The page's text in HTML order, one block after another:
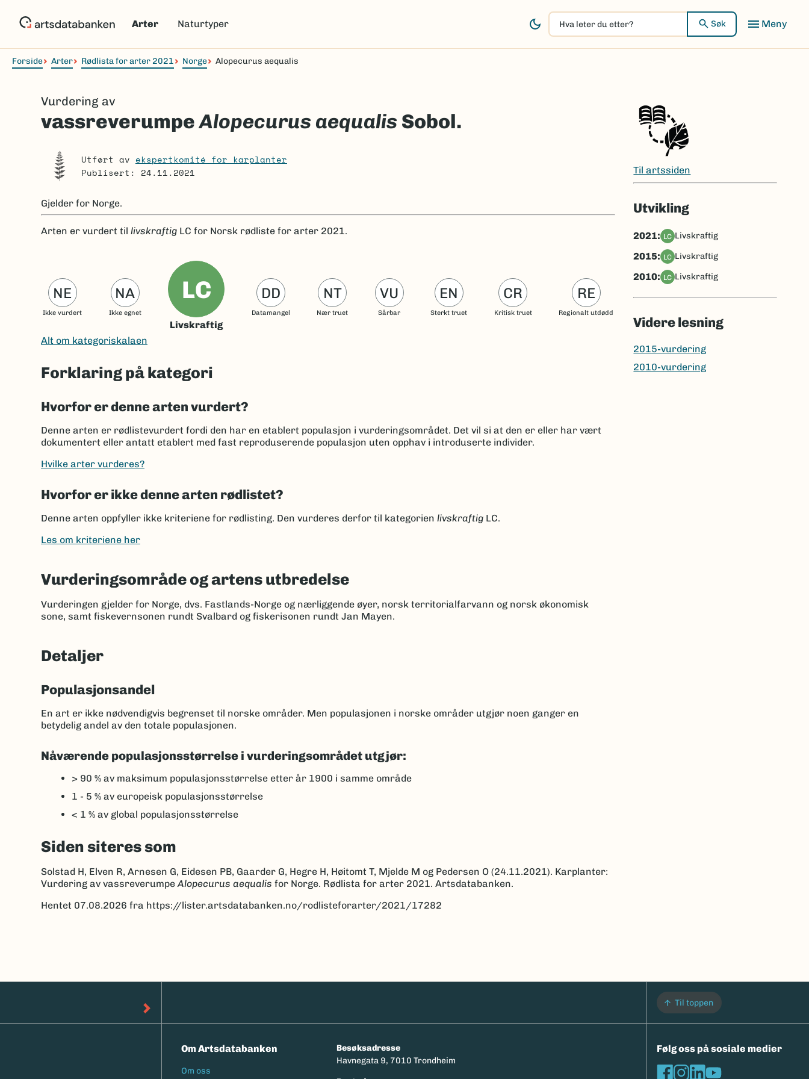
Arter Naturtyper
Hva
leter
du
Søk Meny
Navigasjonssti
Forside Arter Rødlista for arter 2021 Norge Alopecurus aequalis
Vurdering av
vassreverumpe Alopecurus aequalis Sobol.
Utført av ekspertkomité for karplanter
Publisert: 24.11.2021
Gjelder for Norge.
Arten er vurdert til livskraftig LC for Norsk rødliste for arter 2021.
NE
Ikke vurdert
NA
Ikke egnet
LC
Livskraftig
DD
Datamangel
NT
Nær truet
VU
Sårbar
EN
Sterkt truet
CR
Kritisk truet
RE
Regionalt utdødd
Alt om kategoriskalaen
Forklaring på kategori
Hvorfor er denne arten vurdert?
Denne arten er rødlistevurdert fordi den har en etablert populasjon i vurderingsområdet. Det vil si at den er eller har vært
dokumentert eller antatt etablert med fast reproduserende populasjon uten opphav i introduserte individer.
Hvilke arter vurderes?
Hvorfor er ikke denne arten rødlistet?
Denne arten oppfyller ikke kriteriene for rødlisting. Den vurderes derfor til kategorien livskraftig LC.
Les om kriteriene her
Vurderingsområde og artens utbredelse
Vurderingen gjelder for Norge, dvs. Fastlands-Norge og nærliggende øyer, norsk territorialfarvann og norsk økonomisk
sone, samt fiskevernsonen rundt Svalbard og fiskerisonen rundt Jan Mayen.
Detaljer
Populasjonsandel
En art er ikke nødvendigvis begrenset til norske områder. Men populasjonen i norske områder utgjør noen ganger en
betydelig andel av den totale populasjonen.
Nåværende populasjonsstørrelse i vurderingsområdet utgjør:
> 90 % av maksimum populasjonsstørrelse etter år 1900 i samme område
1 - 5 % av europeisk populasjonsstørrelse
< 1 % av global populasjonsstørrelse
Siden siteres som
Solstad H, Elven R, Arnesen G, Eidesen PB, Gaarder G, Hegre H, Høitomt T, Mjelde M og Pedersen O (24.11.2021). Karplanter:
Vurdering av vassreverumpeAlopecurus aequalis for Norge. Rødlista for arter 2021. Artsdatabanken.
Hentet 07.08.2026 fra https://lister.artsdatabanken.no/rodlisteforarter/2021/17282
Til artssiden
Utvikling
2021: LC livskraftig
2015: LC livskraftig
2010: LC livskraftig
Videre lesning
2015-vurdering
2010-vurdering
Til toppen
Om Artsdatabanken
Om oss
Besøksadresse
Havnegata 9, 7010 Trondheim
Følg oss på sosiale medier